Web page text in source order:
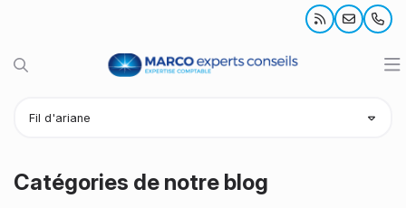
Notre cabinet
Fil d'ariane
Catégories de notre blog